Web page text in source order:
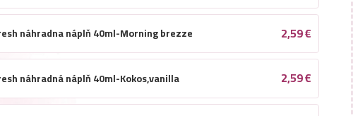
náhradna náplň 40ml-Morning brezze 2,59€
náhradná náplň 40ml-Kokos,vanilla 2,59€